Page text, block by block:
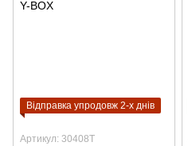
Відправка упродовж 2-х днів
Артикул: 30408T